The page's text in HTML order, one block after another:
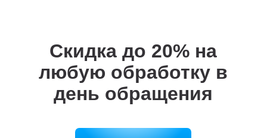
Скидка до 20% на
любую обработку в
день обращения